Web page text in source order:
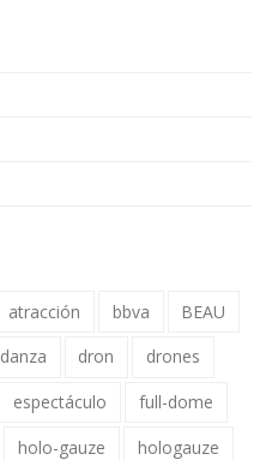
atracción bbva
BEAU
danza dron
drones
espectáculo
full-dome
holo-gauze
hologauze